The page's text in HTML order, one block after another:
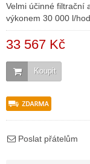
Velmi účinné filtrační
výkonem 30 000 l/hod
33 567 Kč
Koupit
Poslat přátelům